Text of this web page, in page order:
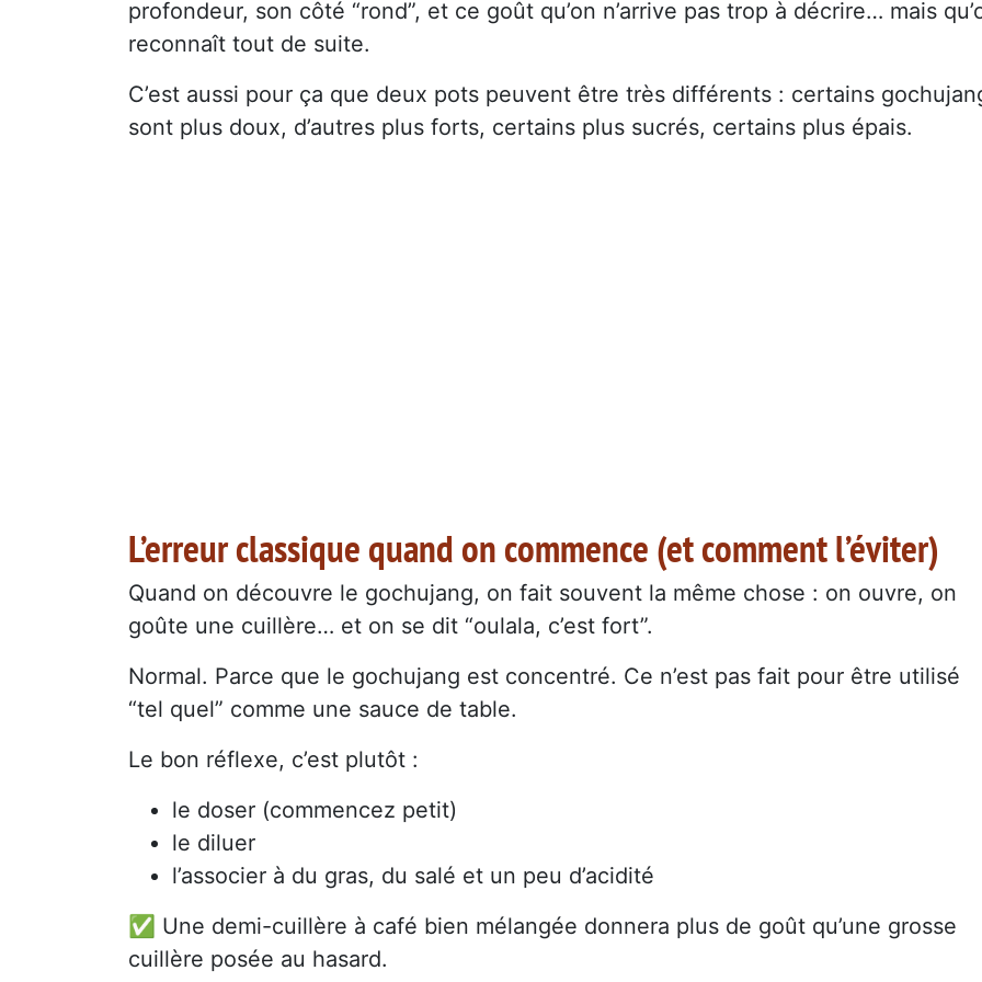
profondeur, son côté “rond”, et ce goût qu’on n’arrive pas trop à décrire… mais
reconnaît tout de suite.
C’est aussi pour ça que deux pots peuvent être très différents : certains
sont plus doux, d’autres plus forts, certains plus sucrés, certains plus épais.
L’erreur classique quand on commence (et comment l’éviter)
Quand on découvre le gochujang, on fait souvent la même chose : on ouvre, on
goûte une cuillère… et on se dit “oulala, c’est fort”.
Normal. Parce que le gochujang est concentré. Ce n’est pas fait pour être utilisé
“tel quel” comme une sauce de table.
Le bon réflexe, c’est plutôt :
le doser (commencez petit)
le diluer
l’associer à du gras, du salé et un peu d’acidité
✅ Une demi-cuillère à café bien mélangée donnera plus de goût qu’une grosse
cuillère posée au hasard.